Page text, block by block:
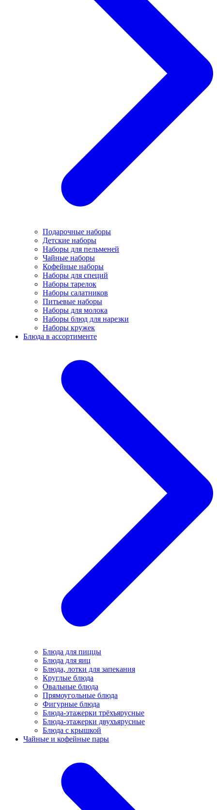
Подарочные наборы
Детские наборы
Наборы для пельменей
Чайные наборы
Кофейные наборы
Наборы для специй
Наборы тарелок
Наборы салатников
Питьевые наборы
Наборы для молока
Наборы блюд для нарезки
Наборы кружек
Блюда в ассортименте
Блюда для пиццы
Блюда для яиц
Блюда, лотки для запекания
Круглые блюда
Овальные блюда
Прямоугольные блюда
Фигурные блюда
Блюда-этажерки трёхъярусные
Блюда-этажерки двухъярусные
Блюда с крышкой
Чайные и кофейные пары